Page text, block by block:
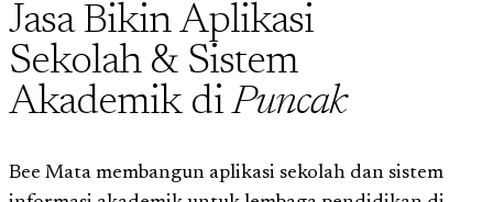
Jasa Bikin Aplikasi
Sekolah & Sistem
Akademik diPuncak
Bee Mata membangun aplikasi sekolah dan sistem